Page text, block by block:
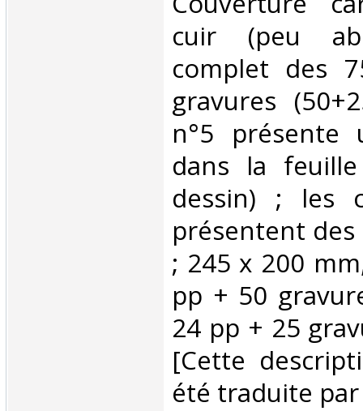
cuir (peu
complet des
gravures
n°5 présente
dans la
dessin) ; les
présentent des
; 245 x 200
pp + 50
24 pp + 25
[Cette
été traduite